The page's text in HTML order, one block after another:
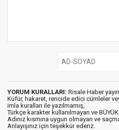
YORUM KURALLARI: Risale Haber
Küfür, hakaret, rencide edici cümleler
imla kuralları ile yazılmamış,
Türkçe karakter kullanılmayan ve
Adınız kısmına uygun olmayan ve
Anlayışınız için teşekkür ederiz.